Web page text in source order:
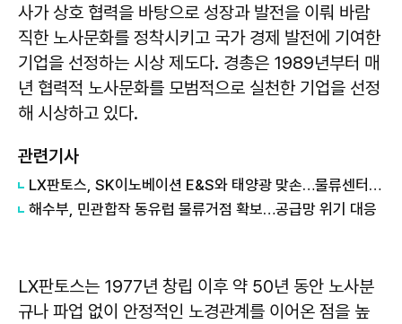
사가 상호 협력을 바탕으로 성장과 발전을 이뤄 바람
직한 노사문화를 정착시키고 국가 경제 발전에 기여한
기업을 선정하는 시상 제도다. 경총은 1989년부터 매
년 협력적 노사문화를 모범적으로 실천한 기업을 선정
해 시상하고 있다.
관련기사
LX판토스, SK이노베이션 E&S와 태양광 맞손…물류센터가 발전소로
해수부, 민관합작 동유럽 물류거점 확보…공급망 위기 대응
LX판토스는 1977년 창립 이후 약 50년 동안 노사분
규나 파업 없이 안정적인 노경관계를 이어온 점을 높